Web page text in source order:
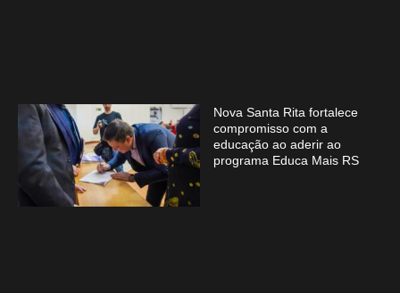
Nova Santa Rita fortalece
compromisso com a
educação ao aderir ao
programa Educa Mais RS